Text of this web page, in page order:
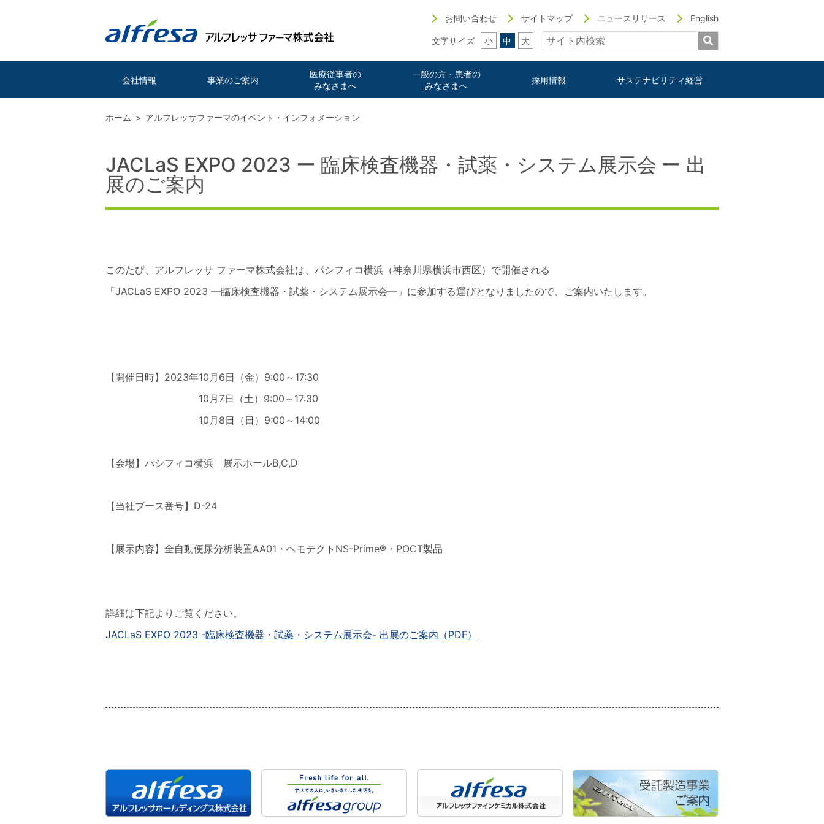
お問い合わせ サイトマップ ニュースリリース English
文字サイズ 小 中 大
会社情報 事業のご案内
医療従事者の
みなさまへ
一般の方・患者の
みなさまへ
採用情報 サステナビリティ経営
ホーム アルフレッサファーマのイベント・インフォメーション
JACLaS EXPO 2023 ー 臨床検査機器・試薬・システム展示会 ー 出
展のご案内
このたび、アルフレッサ ファーマ株式会社は、パシフィコ横浜（神奈川県横浜市西区）で開催される
「JACLaS EXPO 2023 ―臨床検査機器・試薬・システム展示会―」に参加する運びとなりましたので、ご案内いたします。
【開催日時】 2023年10月6日（金）9:00～17:30
10月7日（土）9:00～17:30
10月8日（日）9:00～14:00
【会場】パシフィコ横浜 展示ホールB,C,D
【当社ブース番号】D-24
【展示内容】全自動便尿分析装置AA01・ヘモテクトNS-Prime®・POCT製品
詳細は下記よりご覧ください。
JACLaS EXPO 2023 -臨床検査機器・試薬・システム展示会- 出展のご案内（PDF）